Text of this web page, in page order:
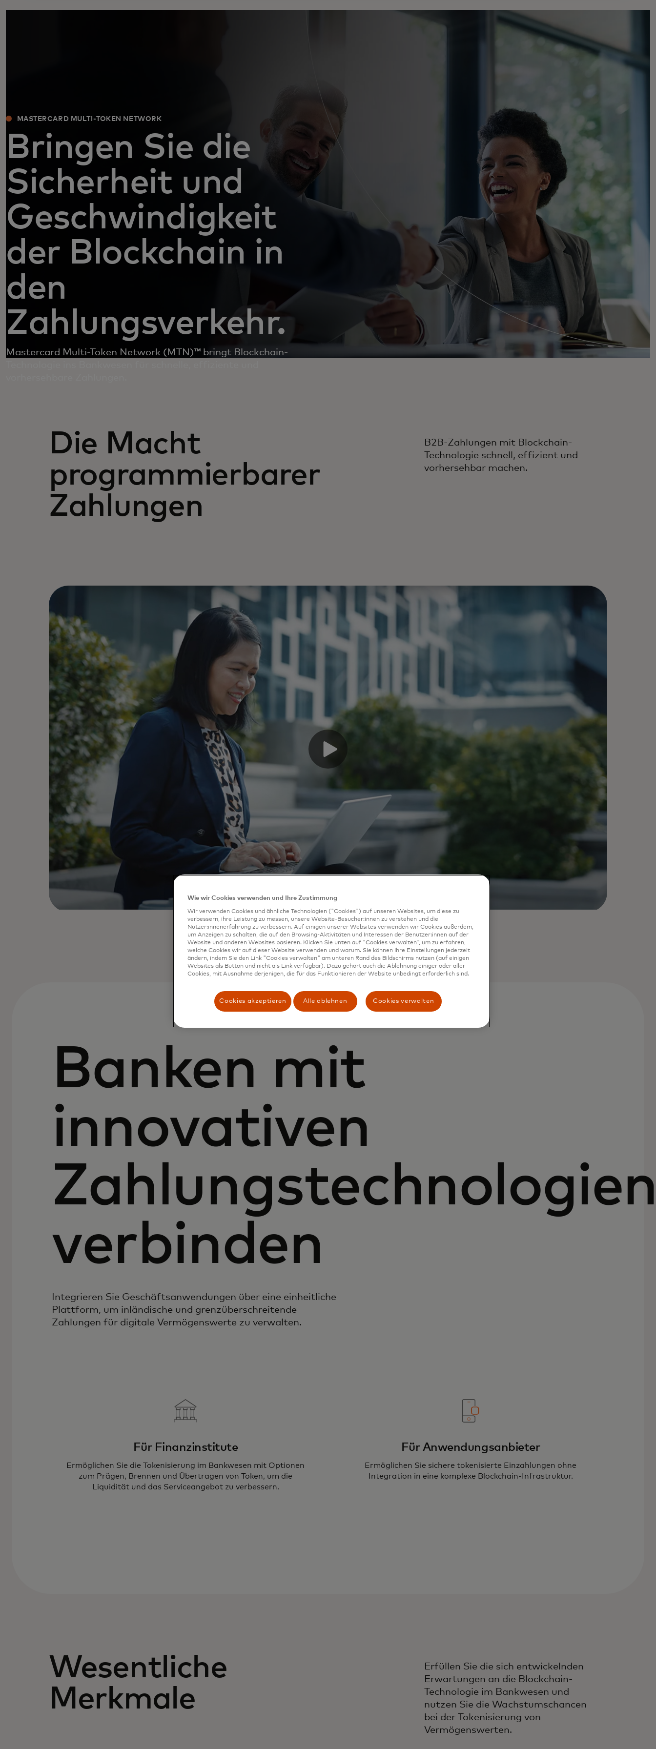
MASTERCARD MULTI-TOKEN NETWORK
Bringen Sie die
Sicherheit und
Geschwindigkeit
der Blockchain in
den
Zahlungsverkehr.
Mastercard Multi-Token Network (MTN)™ bringt Blockchain-
Die Macht
programmierbarer
Zahlungen
B2B-Zahlungen mit Blockchain-
Technologie schnell, effizient und
vorhersehbar machen.
Banken mit
innovativen
verbinden
Integrieren Sie Geschäftsanwendungen über eine einheitliche
Plattform, um inländische und grenzüberschreitende
Zahlungen für digitale Vermögenswerte zu verwalten.
Für Finanzinstitute
Ermöglichen Sie die Tokenisierung im Bankwesen mit Optionen
zum Prägen, Brennen und Übertragen von Token, um die
Liquidität und das Serviceangebot zu verbessern.
Für Anwendungsanbieter
Ermöglichen Sie sichere tokenisierte Einzahlungen ohne
Integration in eine komplexe Blockchain-Infrastruktur.
Wesentliche
Merkmale
Erfüllen Sie die sich entwickelnden
Erwartungen an die Blockchain-
Technologie im Bankwesen und
nutzen Sie die Wachstumschancen
bei der Tokenisierung von
Vermögenswerten.
Wie wir Cookies verwenden und Ihre Zustimmung
Wir verwenden Cookies und ähnliche Technologien ("Cookies") auf unseren Websites, um diese zu
verbessern, ihre Leistung zu messen, unsere Website-Besucher:innen zu verstehen und die
Nutzer:innenerfahrung zu verbessern. Auf einigen unserer Websites verwenden wir Cookies außerdem,
um Anzeigen zu schalten, die auf den Browsing-Aktivitäten und Interessen der Benutzer:innen auf der
Website und anderen Websites basieren. Klicken Sie unten auf "Cookies verwalten", um zu erfahren,
welche Cookies wir auf dieser Website verwenden und warum. Sie können Ihre Einstellungen jederzeit
ändern, indem Sie den Link "Cookies verwalten" am unteren Rand des Bildschirms nutzen (auf einigen
Websites als Button und nicht als Link verfügbar). Dazu gehört auch die Ablehnung einiger oder aller
Cookies, mit Ausnahme derjenigen, die für das Funktionieren der Website unbedingt erforderlich sind.
Cookies akzeptieren Alle ablehnen Cookies verwalten